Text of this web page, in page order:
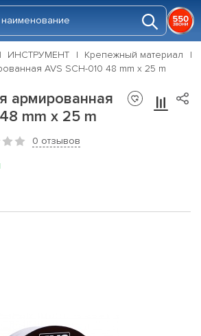
ИНСТРУМЕНТ
Крепежный материал
AVS SCH-010 48 mm x 25 m
армированная
mm x 25 m
0 отзывов